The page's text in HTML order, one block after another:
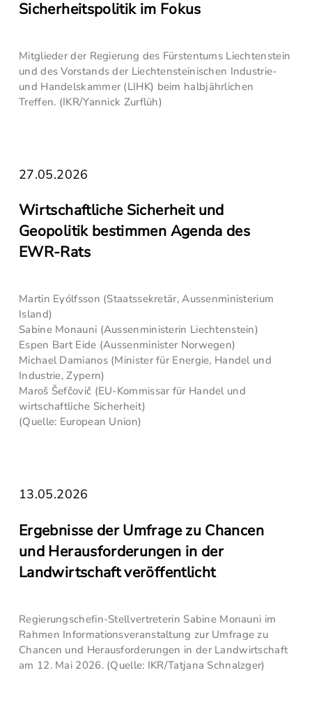
Sicherheitspolitik im Fokus
Mitglieder der Regierung des Fürstentums Liechtenstein
und des Vorstands der Liechtensteinischen Industrie-
und Handelskammer (LIHK) beim halbjährlichen
Treffen. (IKR/Yannick Zurflüh)
27.05.2026
Wirtschaftliche Sicherheit und
Geopolitik bestimmen Agenda des
EWR-Rats
Martin Eyólfsson (Staatssekretär, Aussenministerium
Island)
Sabine Monauni (Aussenministerin Liechtenstein)
Espen Bart Eide (Aussenminister Norwegen)
Michael Damianos (Minister für Energie, Handel und
Industrie, Zypern)
Maroš Šefčovič (EU-Kommissar für Handel und
wirtschaftliche Sicherheit)
(Quelle: European Union)
13.05.2026
Ergebnisse der Umfrage zu Chancen
und Herausforderungen in der
Landwirtschaft veröffentlicht
Regierungschefin-Stellvertreterin Sabine Monauni im
Rahmen Informationsveranstaltung zur Umfrage zu
Chancen und Herausforderungen in der Landwirtschaft
am 12. Mai 2026. (Quelle: IKR/Tatjana Schnalzger)